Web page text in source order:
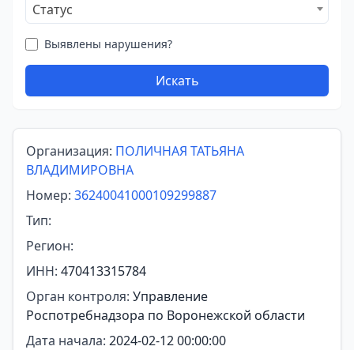
Статус
Выявлены нарушения?
Искать
Организация: ПОЛИЧНАЯ ТАТЬЯНА
ВЛАДИМИРОВНА
Номер: 36240041000109299887
Тип:
Регион:
ИНН: 470413315784
Орган контроля: Управление
Роспотребнадзора по Воронежской области
Дата начала: 2024-02-12 00:00:00